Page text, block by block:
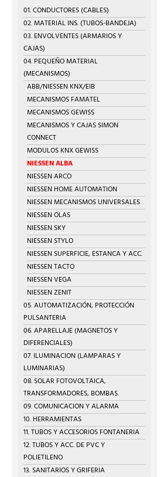
01. CONDUCTORES (CABLES)
02. MATERIAL INS. (TUBOS-BANDEJA)
03. ENVOLVENTES (ARMARIOS Y
CAJAS)
04. PEQUEÑO MATERIAL
(MECANISMOS)
ABB/NIESSEN KNX/EIB
MECANISMOS FAMATEL
MECANISMOS GEWISS
MECANISMOS Y CAJAS SIMON
CONNECT
MODULOS KNX GEWISS
NIESSEN ALBA
NIESSEN ARCO
NIESSEN HOME AUTOMATION
NIESSEN MECANISMOS UNIVERSALES
NIESSEN OLAS
NIESSEN SKY
NIESSEN STYLO
NIESSEN SUPERFICIE, ESTANCA Y ACC.
NIESSEN TACTO
NIESSEN VEGA
NIESSEN ZENIT
05. AUTOMATIZACIÓN, PROTECCIÓN
PULSANTERIA
06. APARELLAJE (MAGNETOS Y
DIFERENCIALES)
07. ILUMINACION (LAMPARAS Y
LUMINARIAS)
08. SOLAR FOTOVOLTAICA,
TRANSFORMADORES, BOMBAS.
09. COMUNICACION Y ALARMA
10. HERRAMIENTAS
11. TUBOS Y ACCESORIOS FONTANERIA
12. TUBOS Y ACC. DE PVC Y
POLIETILENO
13. SANITARIOS Y GRIFERIA